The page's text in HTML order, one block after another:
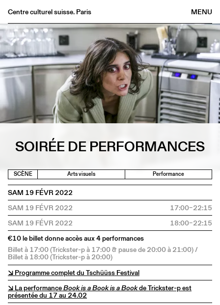
MENU
Centre culturel suisse. Paris
Agenda
Librairie
Buvette
Archives
Médiathèque
Éditions
Informations
FR/EN
SOIRÉE DE PERFORMANCES
SCÈNE Arts visuels Performance
SAM 19 FÉVR 2022
SAM 19 FÉVR 2022
17:00–22:15
SAM 19 FÉVR 2022
18:00–22:15
€10 le billet donne accès aux 4 performances
Billet à 17:00 (Trickster-p à 17:00 & pause de 20:00 à 21:00) /
Billet à 18:00 (Trickster-p à 20:00)
↘ Programme complet du Tschüüss Festival
↘ La performanceBook is a Book is a Bookde Trickster-p est
présentée du 17 au 24.02